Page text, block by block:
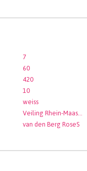
7
60
420
10
weiss
Veiling Rhein-Maas GmbH & Co. KG
van den Berg RoseS